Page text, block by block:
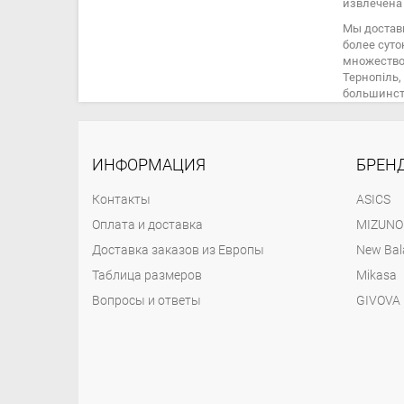
Мы
более
ИНФОРМАЦИЯ
Контакты
Оплата и доставка
Доставка заказов из Европы
Таблица размеров
Вопросы и ответы
ASICS
MIZUNO
New
Mikasa
GIVOVA